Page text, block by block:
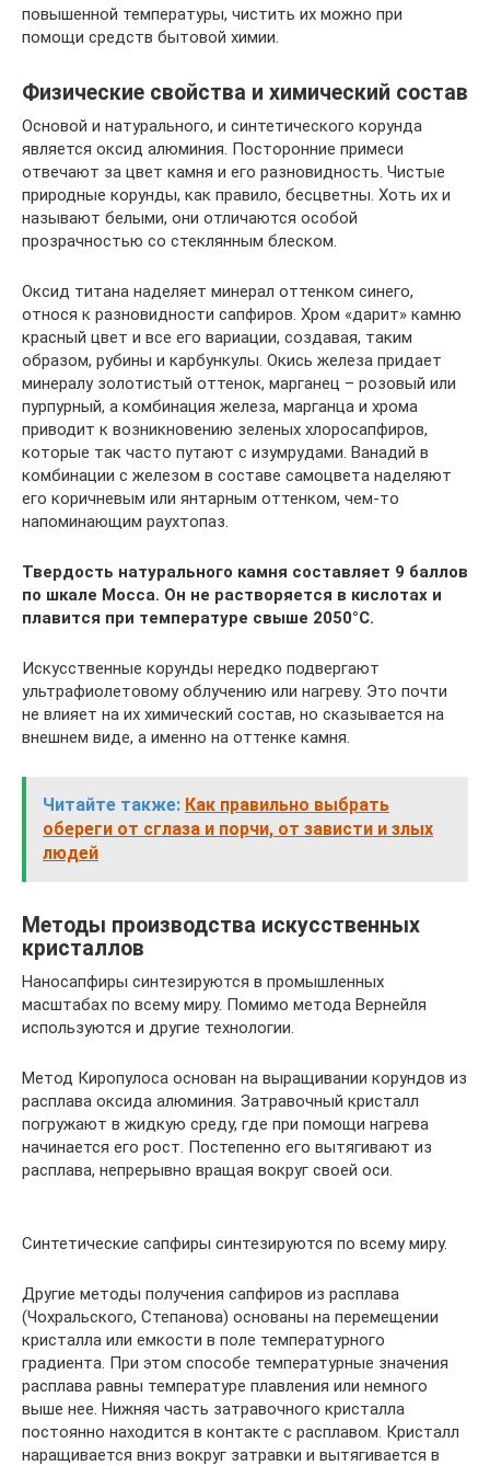
повышенной температуры, чистить их можно при
помощи средств бытовой химии.
Физические свойства и химический состав
Основой и натурального, и синтетического корунда
является оксид алюминия. Посторонние примеси
отвечают за цвет камня и его разновидность. Чистые
природные корунды, как правило, бесцветны. Хоть их и
называют белыми, они отличаются особой
прозрачностью со стеклянным блеском.
Оксид титана наделяет минерал оттенком синего,
относя к разновидности сапфиров. Хром «дарит» камню
красный цвет и все его вариации, создавая, таким
образом, рубины и карбункулы. Окись железа придает
минералу золотистый оттенок, марганец – розовый или
пурпурный, а комбинация железа, марганца и хрома
приводит к возникновению зеленых хлоросапфиров,
которые так часто путают с изумрудами. Ванадий в
комбинации с железом в составе самоцвета наделяют
его коричневым или янтарным оттенком, чем-то
напоминающим раухтопаз.
Твердость натурального камня составляет 9 баллов
по шкале Мосса. Он не растворяется в кислотах и
плавится при температуре свыше 2050°С.
Искусственные корунды нередко подвергают
ультрафиолетовому облучению или нагреву. Это почти
не влияет на их химический состав, но сказывается на
внешнем виде, а именно на оттенке камня.
Читайте также: Как правильно выбрать
обереги от сглаза и порчи, от зависти и злых
людей
Методы производства искусственных
кристаллов
Наносапфиры синтезируются в промышленных
масштабах по всему миру. Помимо метода Вернейля
используются и другие технологии.
Метод Киропулоса основан на выращивании корундов из
расплава оксида алюминия. Затравочный кристалл
погружают в жидкую среду, где при помощи нагрева
начинается его рост. Постепенно его вытягивают из
расплава, непрерывно вращая вокруг своей оси.
Синтетические сапфиры синтезируются по всему миру.
Другие методы получения сапфиров из расплава
(Чохральского, Степанова) основаны на перемещении
кристалла или емкости в поле температурного
градиента. При этом способе температурные значения
расплава равны температуре плавления или немного
выше нее. Нижняя часть затравочного кристалла
постоянно находится в контакте с расплавом. Кристалл
наращивается вниз вокруг затравки и вытягивается в